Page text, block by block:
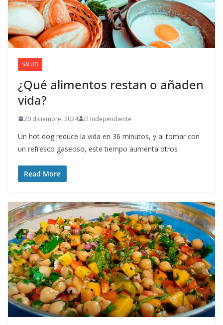
SALUD
¿Qué alimentos restan o añaden
vida?
20 diciembre, 2024 El Independiente
Un hot dog reduce la vida en 36 minutos, y al tomar con
un refresco gaseoso, este tiempo aumenta otros
Read More